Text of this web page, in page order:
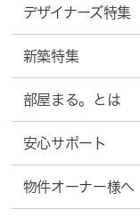
デザイナーズ特集
新築特集
部屋まる。とは
安心サポート
物件オーナー様へ